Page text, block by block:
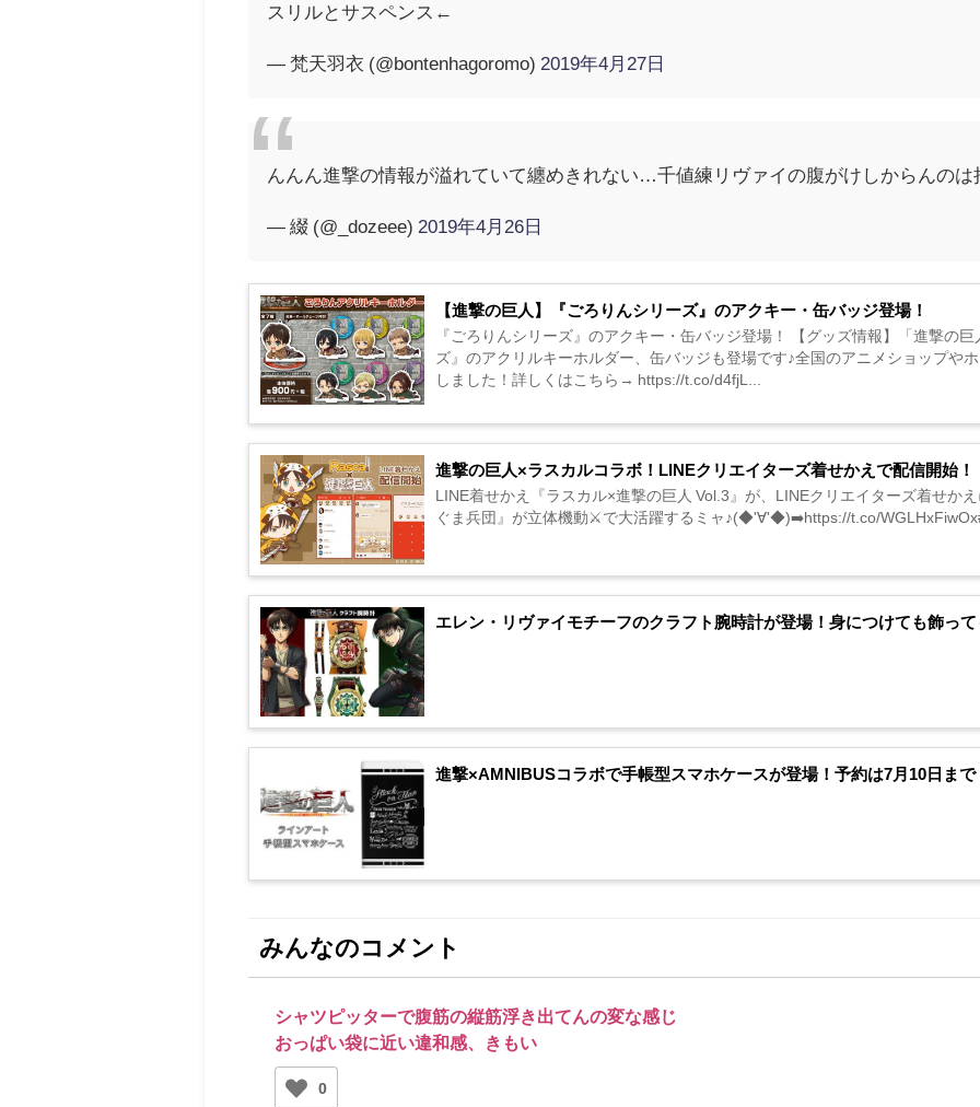
スリルとサスペンス←
— 梵天羽衣 (@bontenhagoromo) 2019年4月27日
んんん進撃の情報が溢れていて纏めきれない…千値練リヴァイの腹がけしからんのは
— 綴 (@_dozeee) 2019年4月26日
【進撃の巨人】『ごろりんシリーズ』のアクキー・缶バッジ登場！
『ごろりんシリーズ』のアクキー・缶バッジ登場！ 【グッズ情報】「進撃の
ズ』のアクリルキーホルダー、缶バッジも登場です♪全国のアニメショップや
しました！詳しくはこちら→ https://t.co/d4fjL...
進撃の巨人×ラスカルコラボ！LINEクリエイターズ着せかえで配信開始！
LINE着せかえ『ラスカル×進撃の巨人 Vol.3』が、LINEクリエイターズ着せか
ぐま兵団』が立体機動⚔️で大活躍するミャ♪(◆'∀'◆)➡️https://t.co/
エレン・リヴァイモチーフのクラフト腕時計が登場！身につけても飾っ
進撃×AMNIBUSコラボで手帳型スマホケースが登場！予約は7月10日まで
みんなのコメント
シャツピッターで腹筋の縦筋浮き出てんの変な感じ
おっぱい袋に近い違和感、きもい
0